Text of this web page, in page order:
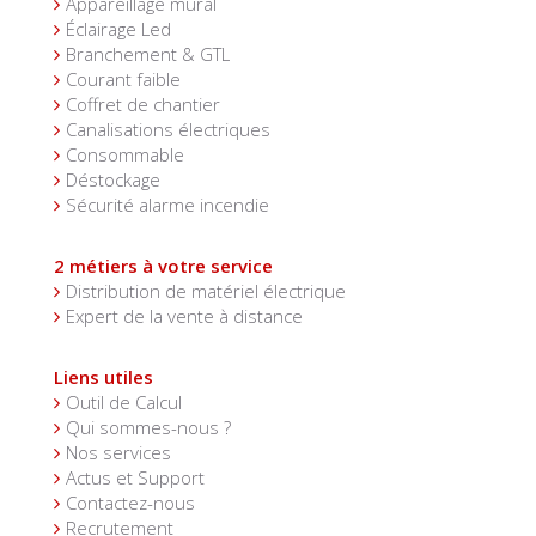
Éclairage Led
Branchement & GTL
Courant faible
Coffret de chantier
Canalisations électriques
Consommable
Déstockage
Sécurité alarme incendie
2 métiers à votre service
Distribution de matériel électrique
Expert de la vente à distance
Liens utiles
Outil de Calcul
Qui sommes-nous ?
Nos services
Actus et Support
Contactez-nous
Recrutement